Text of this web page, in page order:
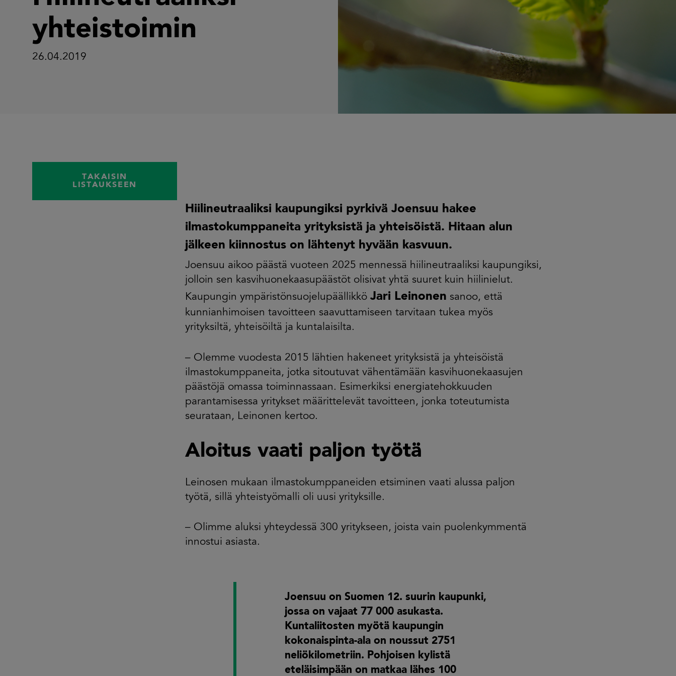
yhteistoimin
26.04.2019
TAKAISIN
LISTAUKSEEN
Hiilineutraaliksi kaupungiksi pyrkivä Joensuu hakee
ilmastokumppaneita yrityksistä ja yhteisöistä. Hitaan alun
jälkeen kiinnostus on lähtenyt hyvään kasvuun.
Joensuu aikoo päästä vuoteen 2025 mennessä hiilineutraaliksi kaupungiksi,
jolloin sen kasvihuonekaasupäästöt olisivat yhtä suuret kuin hiilinielut.
Kaupungin ympäristönsuojelupäällikkö Jari Leinonen sanoo, että
kunnianhimoisen tavoitteen saavuttamiseen tarvitaan tukea myös
yrityksiltä, yhteisöiltä ja kuntalaisilta.
– Olemme vuodesta 2015 lähtien hakeneet yrityksistä ja yhteisöistä
ilmastokumppaneita, jotka sitoutuvat vähentämään kasvihuonekaasujen
päästöjä omassa toiminnassaan. Esimerkiksi energiatehokkuuden
parantamisessa yritykset määrittelevät tavoitteen, jonka toteutumista
seurataan, Leinonen kertoo.
Aloitus vaati paljon työtä
Leinosen mukaan ilmastokumppaneiden etsiminen vaati alussa paljon
työtä, sillä yhteistyömalli oli uusi yrityksille.
– Olimme aluksi yhteydessä 300 yritykseen, joista vain puolenkymmentä
innostui asiasta.
Joensuu on Suomen 12. suurin kaupunki,
jossa on vajaat 77 000 asukasta.
Kuntaliitosten myötä kaupungin
kokonaispinta-ala on noussut 2751
neliökilometriin. Pohjoisen kylistä
eteläisimpään on matkaa lähes 100